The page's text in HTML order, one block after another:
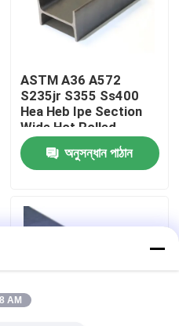
ASTM A36 A572
S235jr S355 Ss400
Hea Heb Ipe Section
Wide Hot Rolled
Galvanized Carbon
Universal Steel H
অনুসন্ধান পাঠান
AM